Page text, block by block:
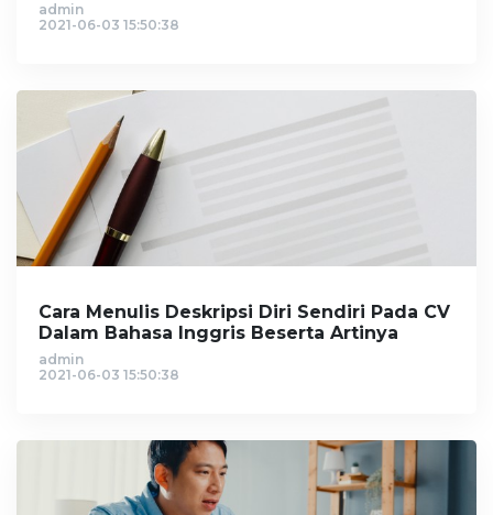
admin
2021-06-03 15:50:38
Cara Menulis Deskripsi Diri Sendiri Pada CV
Dalam Bahasa Inggris Beserta Artinya
admin
2021-06-03 15:50:38